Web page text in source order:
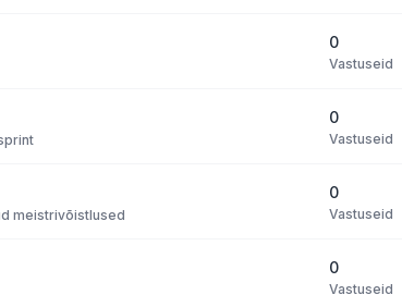
0
Vastuseid
0
Vastuseid
meistrivõistlused
0
Vastuseid
0
Vastuseid